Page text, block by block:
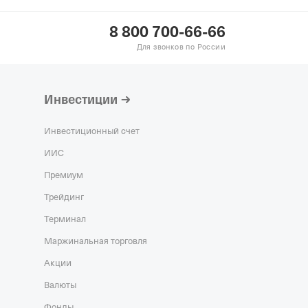
10.09.2002,
07.09.2001,
ОГРН 1027739165662,
8 800 700-66-66
Для звонков по России
Инвестиции
Инвестиционный счет
ИИС
Премиум
Трейдинг
Терминал
Маржинальная торговля
Акции
Валюты